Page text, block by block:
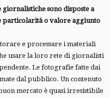
sono disposte a
particolarità o valore aggiunto
e processare i materiali
usare la loro rete di giornalisti
Le fotografie fatte dai
dal pubblico. Un contenuto
mercato è quasi irresistibile